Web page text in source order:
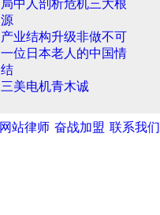
局中人剖析危机三大根
源
产业结构升级非做不可
一位日本老人的中国情
结
三美电机青木诚
网站律师 奋战加盟 联系我们